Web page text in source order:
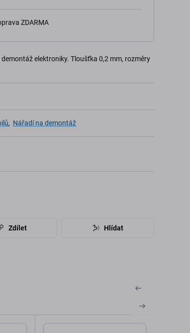
ZDARMA
elektroniky. Tloušťka 0,2 mm, rozměry
, Nářadí na demontáž
Zdílet Hlídat